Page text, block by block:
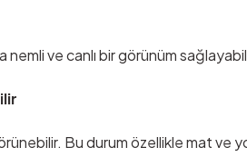
ve canlı bir görünüm
Bu durum özellikle mat